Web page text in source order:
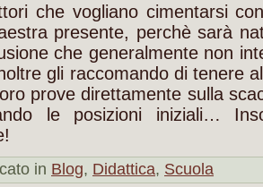
che vogliano cimentarsi
presente, perchè sarà
che generalmente non
gli raccomando di tenere
prove direttamente sulla
le posizioni iniziali…
in Blog, Didattica, Scuola